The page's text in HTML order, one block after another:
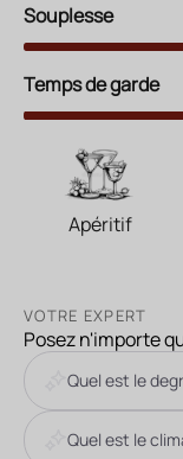
Souplesse
Temps de garde
Apéritif
VOTRE EXPERT
Posez n'importe
Quel est le
Quel est le